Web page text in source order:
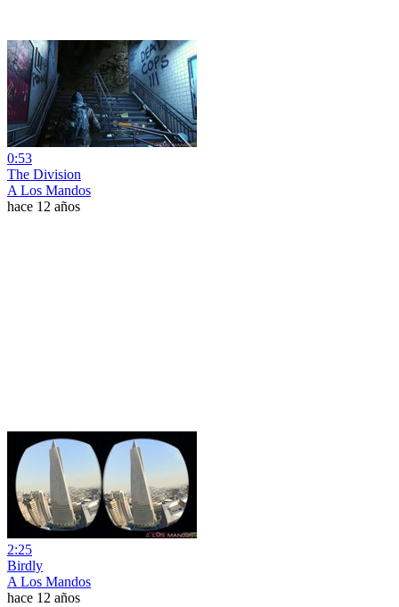
0:53
The Division
A Los Mandos
hace 12 años
2:25
Birdly
A Los Mandos
hace 12 años